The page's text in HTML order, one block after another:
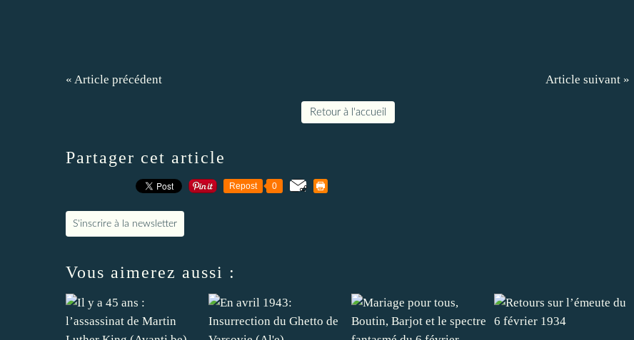
« Article précédent Article suivant »
Retour à l'accueil
Partager cet article
Repost 0
S'inscrire à la newsletter
Vous aimerez aussi :